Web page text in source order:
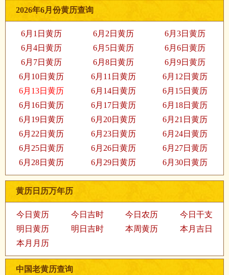
2026年6月份黄历查询
6月1日黄历 6月2日黄历
6月3日黄历
6月4日黄历
6月5日黄历
6月6日黄历
6月7日黄历
6月8日黄历
6月9日黄历
6月10日黄历
6月11日黄历
6月12日黄历
6月13日黄历
6月14日黄历
6月15日黄历
6月16日黄历
6月17日黄历
6月18日黄历
6月19日黄历
6月20日黄历
6月21日黄历
6月22日黄历
6月23日黄历
6月24日黄历
6月25日黄历
6月26日黄历
6月27日黄历
6月28日黄历
6月29日黄历 6月30日黄历
黄历日历万年历
今日黄历 今日吉时 今日农历
今日干支
明日黄历
明日吉时 本周黄历
本月吉日
本月月历
中国老黄历查询